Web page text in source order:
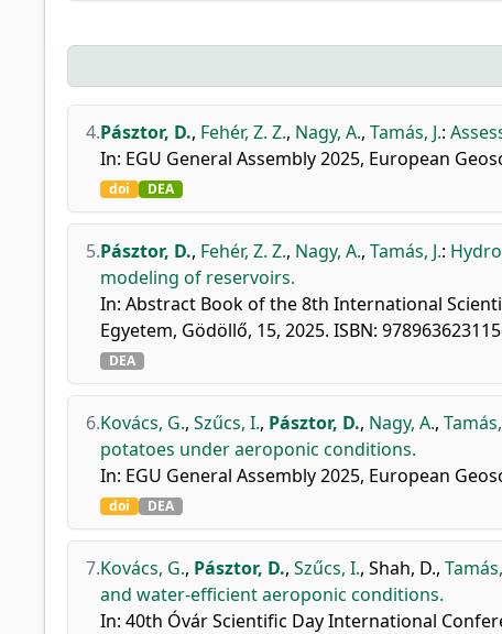
4.Pásztor, D., Fehér, Z. Z., Nagy, A., Tamás, J.:
In: EGU General Assembly 2025, European
doi DEA
5.Pásztor, D., Fehér, Z. Z., Nagy, A., Tamás, J.:
modeling of reservoirs.
In: Abstract Book of the 8th International
Egyetem, Gödöllő, 15, 2025. ISBN:
DEA
6.Kovács, G., Szűcs, I., Pásztor, D., Nagy, A., Tamás,
potatoes under aeroponic conditions.
In: EGU General Assembly 2025, European
doi DEA
7.Kovács, G., Pásztor, D., Szűcs, I., Shah, D.,
and water-efficient aeroponic conditions.
In: 40th Óvár Scientific Day International